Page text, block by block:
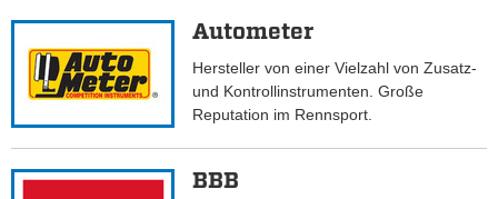
Autometer
Hersteller von einer Vielzahl von Zusatz-
und Kontrollinstrumenten. Große
Reputation im Rennsport.
BBB